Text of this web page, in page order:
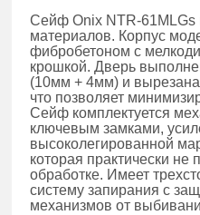
Сейф Onix NTR-61MLGs
материалов. Корпус
фибробетоном с
крошкой. Дверь
(10мм + 4мм) и
что позволяет
Сейф комплектуется
ключевым замками,
высоколегированной
которая практически не
обработке. Имеет
систему запирания с
механизмов от